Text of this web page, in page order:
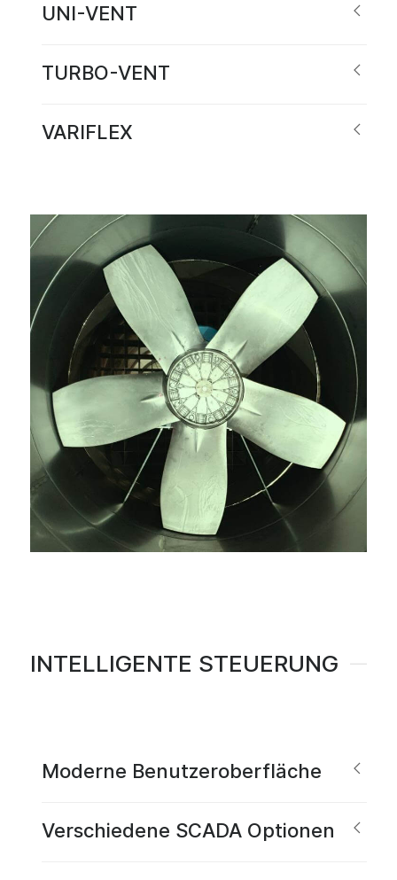
UNI-VENT
TURBO-VENT
VARIFLEX
INTELLIGENTE STEUERUNG
Moderne Benutzeroberfläche
Verschiedene SCADA Optionen